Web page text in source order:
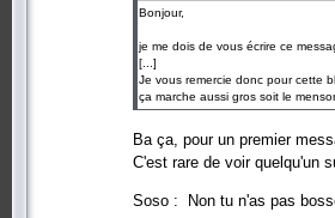
Bonjour,
je me dois de vous écrire ce
[...]
Je vous remercie donc pour cette
ça marche aussi gros soit le
Ba ça, pour un premier
C'est rare de voir quelqu'un
Soso : Non tu n'as pas